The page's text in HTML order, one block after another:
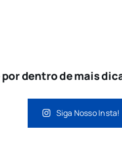
dentro de mais
Siga Nosso Insta!